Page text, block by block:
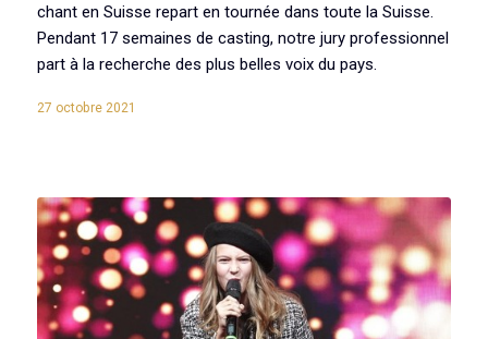
chant en Suisse repart en tournée dans toute la Suisse.
Pendant 17 semaines de casting, notre jury professionnel
part à la recherche des plus belles voix du pays.
27 octobre 2021